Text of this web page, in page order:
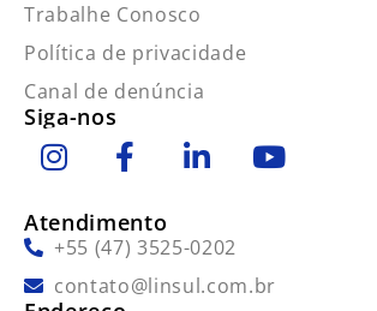
Trabalhe Conosco
Política de privacidade
Canal de denúncia
Siga-nos
Atendimento
+55 (47) 3525-0202
contato@linsul.com.br